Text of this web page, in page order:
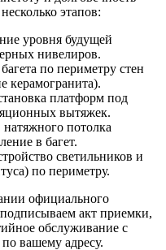
этапов:
уровня будущей
нивелиров.
по периметру стен
керамогранита).
платформ под
вытяжек.
потолка
в багет.
светильников и
по периметру.
официального
акт приемки,
обслуживание с
вашему адресу.